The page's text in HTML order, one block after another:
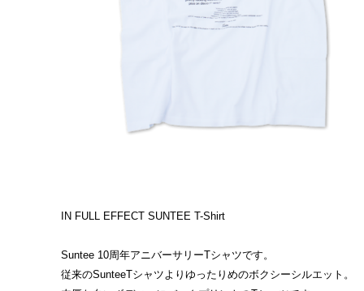
IN FULL EFFECT SUNTEE T-Shirt
Suntee 10周年アニバーサリーTシャツです。
従来のSunteeTシャツよりゆったりめのボクシーシルエット。